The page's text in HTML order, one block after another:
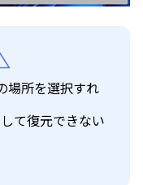
場所を選択すれ
て復元できない